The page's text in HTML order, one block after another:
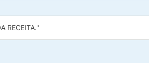
RECEITA."